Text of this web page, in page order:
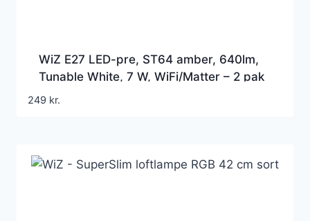
WiZ E27 LED-pre, ST64 amber, 640lm,
Tunable White, 7 W, WiFi/Matter – 2 pak
inkl. remote
249 kr.